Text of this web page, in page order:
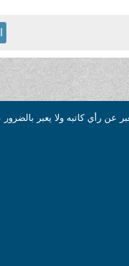
عن رأي كاتبه ولا يعبر